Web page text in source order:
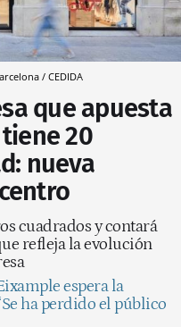
/ CEDIDA
que apuesta
20
nueva
cuadrados y contará
refleja la evolución
espera la
ha perdido el público